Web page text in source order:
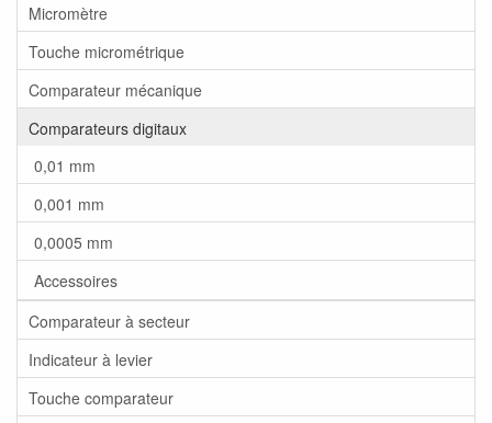
Micromètre
Touche micrométrique
Comparateur mécanique
Comparateurs digitaux
0,01 mm
0,001 mm
0,0005 mm
Accessoires
Comparateur à secteur
Indicateur à levier
Touche comparateur